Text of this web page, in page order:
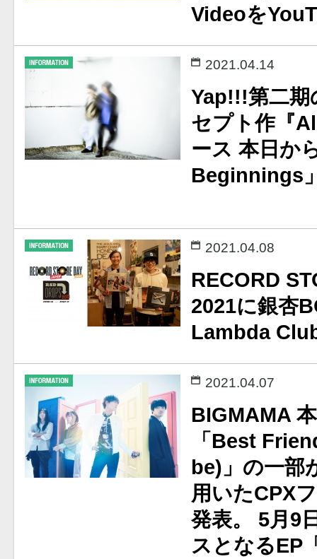
Videoを
2021.04.14
Yap!!!第二期
セプト作『
ース 本日か
Beginnings
2021.04.08
RECORD
2021に銀杏
Lambda
2021.04.07
BIGMAMA
「Best
be)」の一部
用いたCPX
発表。 5月9
スとなるEP